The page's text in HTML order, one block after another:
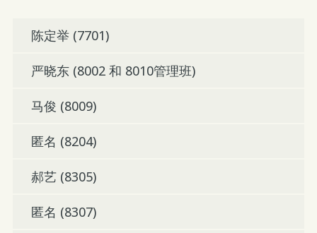
陈定举 (7701)
严晓东 (8002 和 8010管理班)
马俊 (8009)
匿名 (8204)
郝艺 (8305)
匿名 (8307)